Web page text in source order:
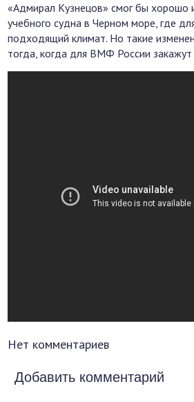
«Адмирал Кузнецов» смог бы хорошо
учебного судна в Черном море, где
подходящий климат. Но такие
тогда, когда для ВМФ России
Нет комментариев
Добавить комментарий